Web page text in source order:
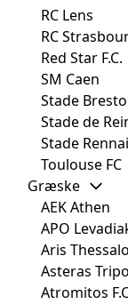
RC Lens
RC
Red Star F.C.
SM Caen
Stade
Stade de
Stade
Toulouse FC
Græske
AEK Athen
APO
Aris
Asteras
Atromitos